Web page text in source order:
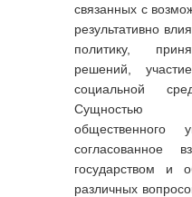
связанных с
результативно
политику,
решений,
социальной
Сущностью
общественного
согласованное
государством и
различных